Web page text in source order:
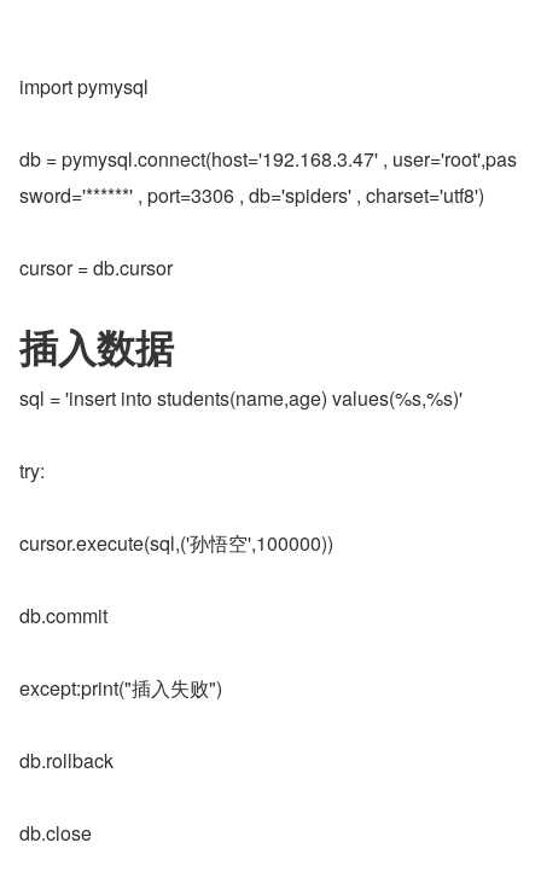
import pymysql
db = pymysql.connect(host='192.168.3.47' , user='root',pas
sword='******' , port=3306 , db='spiders' , charset='utf8')
cursor = db.cursor
插入数据
sql = 'insert into students(name,age) values(%s,%s)'
try:
cursor.execute(sql,('孙悟空',100000))
db.commit
except:print("插入失败")
db.rollback
db.close